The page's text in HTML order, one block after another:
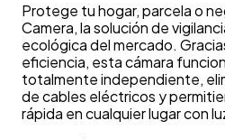
Protege tu hogar, parcela o
Camera, la solución de
ecológica del mercado.
eficiencia, esta cámara
totalmente independiente,
de cables eléctricos y
rápida en cualquier lugar con